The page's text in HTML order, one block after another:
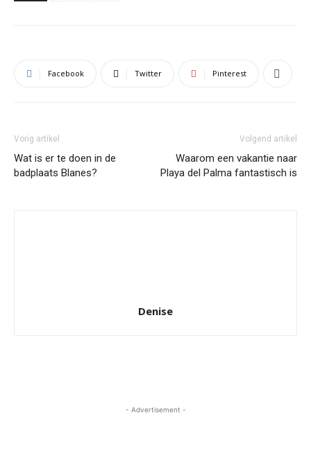
Facebook Twitter Pinterest
Vorig artikel
Wat is er te doen in de
badplaats Blanes?
Volgend artikel
Waarom een vakantie naar
Playa del Palma fantastisch is
Denise
- Advertisement -